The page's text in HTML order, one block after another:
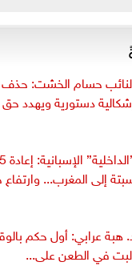
حسام الخشت: حذف
دستورية ويهدد
إلى المغرب...
هبة عرابي: أول حكم
في الطعن على...